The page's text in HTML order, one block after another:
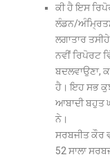
ਕੀ ਹੈ ਇਸ
ਲੰਡਨ/
ਲਗਾਤਾਰ
ਨਵੀਂ ਰਿਪੋਰਟ
ਬਦਲਵਾਉਣਾ,
ਹੈ। ਇਹ ਸਭ ਕੁਝ
ਆਬਾਦੀ ਬਹੁਤ
ਨੇ।
ਸਰਬਜੀਤ ਕੌਰ
52 ਸਾਲਾ